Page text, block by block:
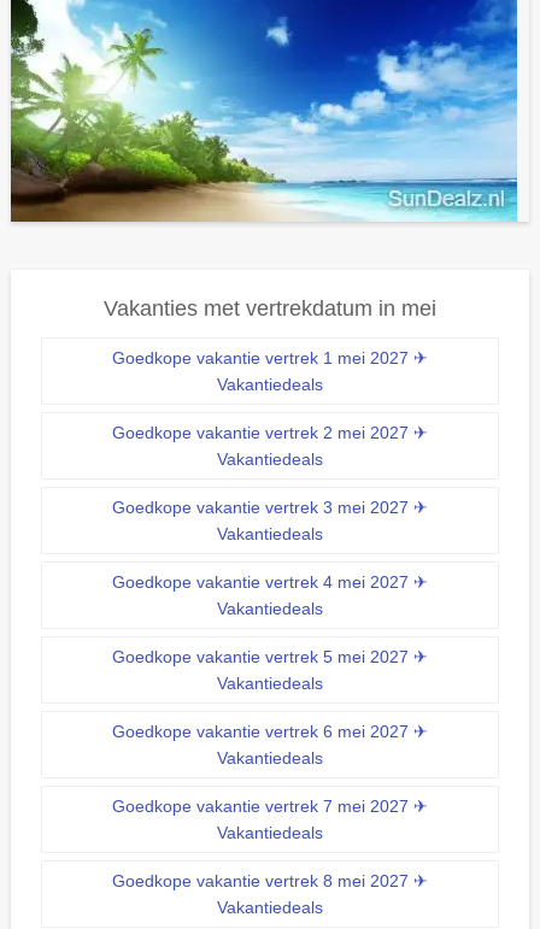
Vakanties met vertrekdatum in mei
Goedkope vakantie vertrek 1 mei 2027 ✈
Vakantiedeals
Goedkope vakantie vertrek 2 mei 2027 ✈
Vakantiedeals
Goedkope vakantie vertrek 3 mei 2027 ✈
Vakantiedeals
Goedkope vakantie vertrek 4 mei 2027 ✈
Vakantiedeals
Goedkope vakantie vertrek 5 mei 2027 ✈
Vakantiedeals
Goedkope vakantie vertrek 6 mei 2027 ✈
Vakantiedeals
Goedkope vakantie vertrek 7 mei 2027 ✈
Vakantiedeals
Goedkope vakantie vertrek 8 mei 2027 ✈
Vakantiedeals